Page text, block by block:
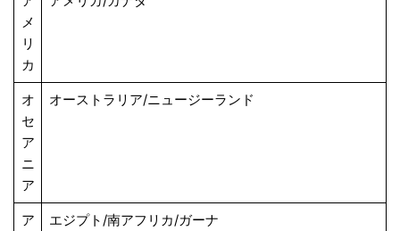
メ
リ
カ
オ
セ
ア
ニ
ア
オーストラリア/ニュージーランド
ア
エジプト/南アフリカ/ガーナ